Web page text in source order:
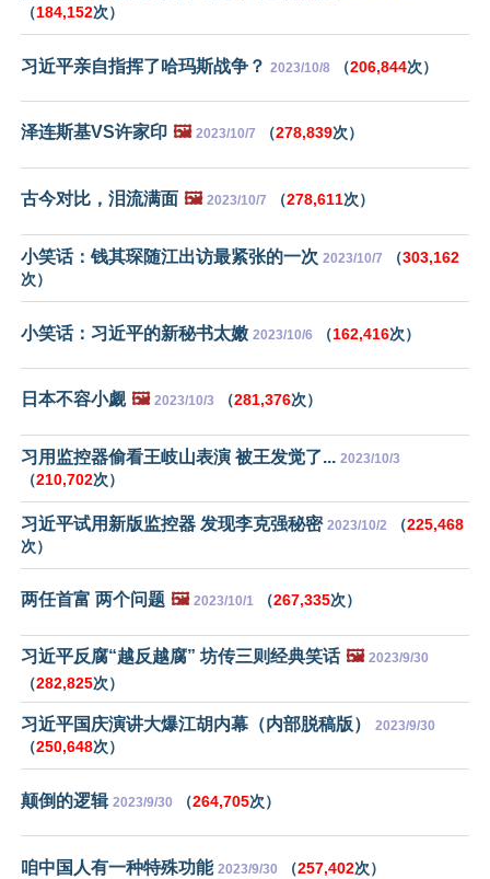
（184,152次）
习近平亲自指挥了哈玛斯战争？ 2023/10/8 （206,844次）
泽连斯基VS许家印 🖼️ 2023/10/7 （278,839次）
古今对比，泪流满面 🖼️ 2023/10/7 （278,611次）
小笑话：钱其琛随江出访最紧张的一次 2023/10/7 （303,162
次）
小笑话：习近平的新秘书太嫩 2023/10/6 （162,416次）
日本不容小觑 🖼️ 2023/10/3 （281,376次）
习用监控器偷看王岐山表演 被王发觉了... 2023/10/3
（210,702次）
习近平试用新版监控器 发现李克强秘密 2023/10/2 （225,468
次）
两任首富 两个问题 🖼️ 2023/10/1 （267,335次）
习近平反腐“越反越腐” 坊传三则经典笑话 🖼️ 2023/9/30
（282,825次）
习近平国庆演讲大爆江胡内幕（内部脱稿版） 2023/9/30
（250,648次）
颠倒的逻辑 2023/9/30 （264,705次）
咱中国人有一种特殊功能 2023/9/30 （257,402次）